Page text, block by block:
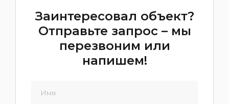
Заинтересовал объект?
Отправьте запрос – мы
перезвоним или
напишем!